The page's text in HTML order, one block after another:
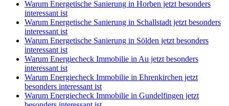
Warum Energetische Sanierung in Horben jetzt besonders
interessant ist
Warum Energetische Sanierung in Schallstadt jetzt besonders
interessant ist
Warum Energetische Sanierung in Sölden jetzt besonders
interessant ist
Warum Energiecheck Immobilie in Au jetzt besonders
interessant ist
Warum Energiecheck Immobilie in Ehrenkirchen jetzt
besonders interessant ist
Warum Energiecheck Immobilie in Gundelfingen jetzt